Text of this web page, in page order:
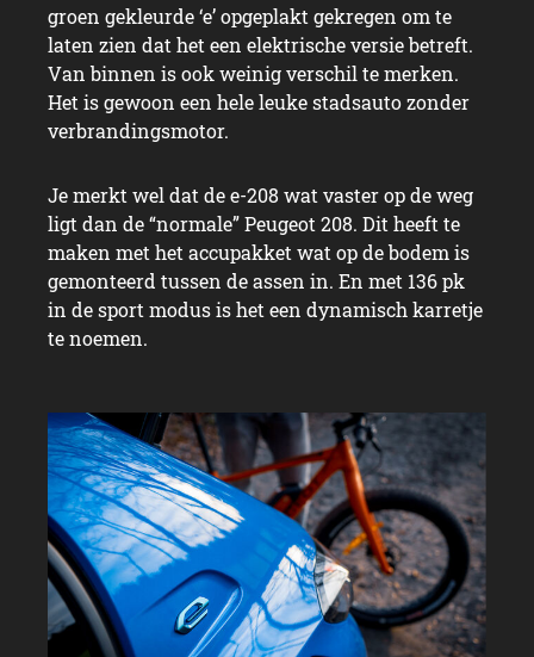
groen gekleurde ‘e’ opgeplakt gekregen om te
laten zien dat het een elektrische versie betreft.
Van binnen is ook weinig verschil te merken.
Het is gewoon een hele leuke stadsauto zonder
verbrandingsmotor.
Je merkt wel dat de e-208 wat vaster op de weg
ligt dan de “normale” Peugeot 208. Dit heeft te
maken met het accupakket wat op de bodem is
gemonteerd tussen de assen in. En met 136 pk
in de sport modus is het een dynamisch karretje
te noemen.